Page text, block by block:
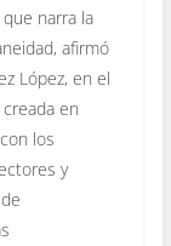
narra la
afirmó
López, en el
en
los
y